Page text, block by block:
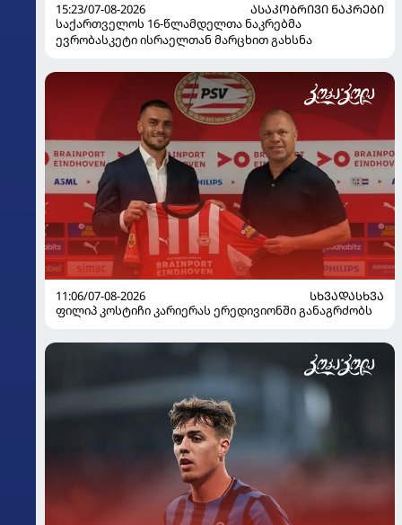
15:23/07-08-2026
ᲐᲡᲐᲙᲝᲑᲠᲘᲕᲘ ᲜᲐᲙᲠᲔᲑᲘ
საქართველოს 16-წლამდელთა ნაკრებმა
ევრობასკეტი ისრაელთან მარცხით გახსნა
11:06/07-08-2026
ᲡᲮᲕᲐᲓᲐᲡᲮᲕᲐ
ფილიპ კოსტიჩი კარიერას ერედივიონში განაგრძობს